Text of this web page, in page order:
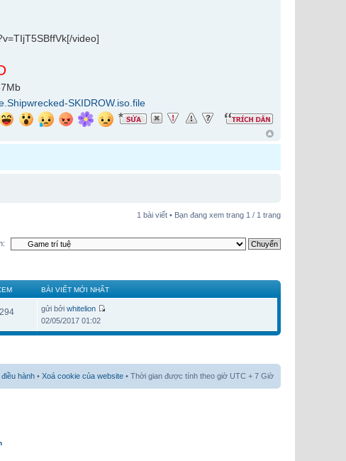
video]
SKIDROW.iso.file
1 bài viết • Bạn đang xem trang 1 / 1 trang
BÀI VIẾT MỚI NHẤT
gửi bởi whitelion
02/05/2017 01:02
điều hành • Xoá cookie của website • Thời gian được tính theo giờ UTC + 7 Giờ